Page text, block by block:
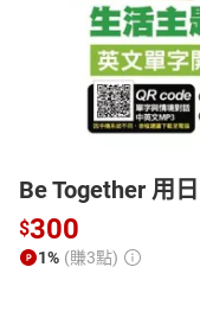
Be Together 用
$300
1% (賺3點)